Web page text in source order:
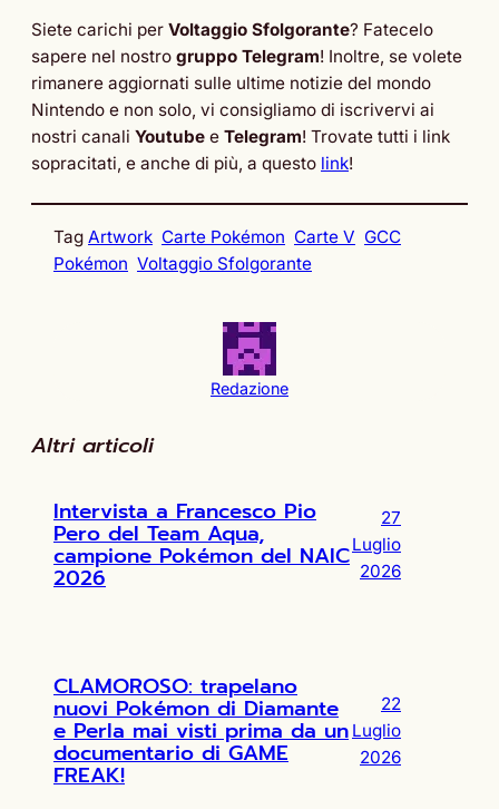
Siete carichi per Voltaggio Sfolgorante? Fatecelo
sapere nel nostro gruppo Telegram! Inoltre, se volete
rimanere aggiornati sulle ultime notizie del mondo
Nintendo e non solo, vi consigliamo di iscrivervi ai
nostri canali Youtube e Telegram! Trovate tutti i link
sopracitati, e anche di più, a questo link!
Tag Artwork Carte Pokémon Carte V GCC
Pokémon Voltaggio Sfolgorante
Redazione
Altri articoli
Intervista a Francesco Pio
Pero del Team Aqua,
campione Pokémon del NAIC
2026
27
Luglio
2026
CLAMOROSO: trapelano
nuovi Pokémon di Diamante
e Perla mai visti prima da un
documentario di GAME
FREAK!
22
Luglio
2026